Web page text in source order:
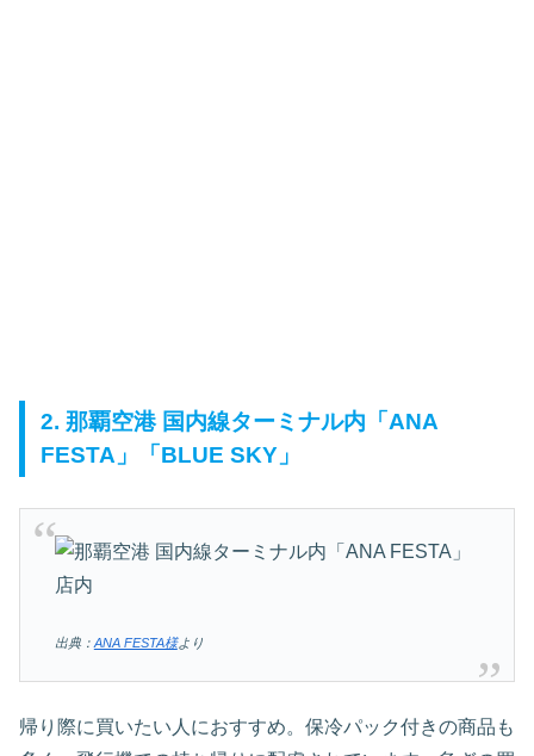
2. 那覇空港 国内線ターミナル内「ANA
FESTA」「BLUE SKY」
出典： ANA FESTA様より
帰り際に買いたい人におすすめ。保冷パック付きの商品も